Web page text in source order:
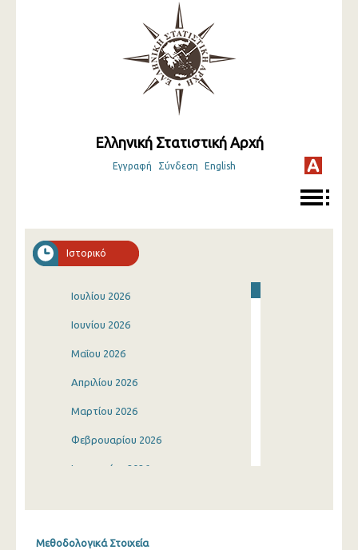
Ελληνική Στατιστική Αρχή
Εγγραφή Σύνδεση English
Ιστορικό
Ιουλίου 2026
Ιουνίου 2026
Μαΐου 2026
Απριλίου 2026
Μαρτίου 2026
Φεβρουαρίου 2026
Ιανουαρίου 2026
Μεθοδολογικά Στοιχεία